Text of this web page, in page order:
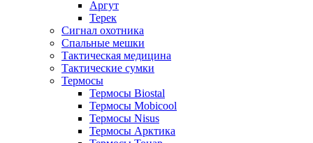
Аргут
Терек
Сигнал охотника
Спальные мешки
Тактическая медицина
Тактические сумки
Термосы
Термосы Biostal
Термосы Mobicool
Термосы Nisus
Термосы Арктика